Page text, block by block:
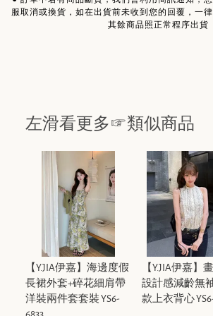
服取消或換貨，如在出貨前未收到您的回覆，一
其餘商品照正常程序出貨
左滑看更多☞類似商品
【Y.JIA伊嘉】海邊度假
長裙外套+碎花細肩帶
洋裝兩件套套裝 YS6-
【Y.JIA伊嘉】
設計感減齡無
款上衣背心